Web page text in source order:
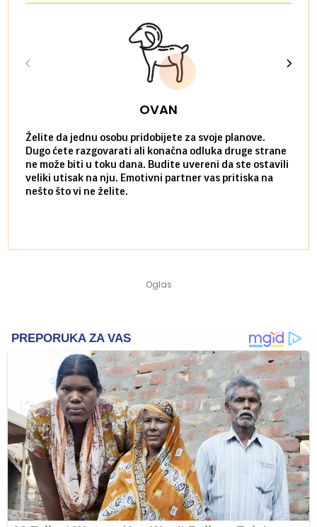
OVAN
Želite da jednu osobu pridobijete za svoje planove.
Dugo ćete razgovarati ali konačna odluka druge strane
ne može biti u toku dana. Budite uvereni da ste ostavili
veliki utisak na nju. Emotivni partner vas pritiska na
nešto što vi ne želite.